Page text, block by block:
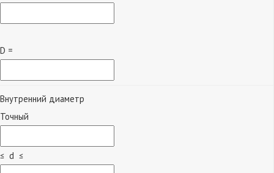
D =
Внутренний диаметр
Точный
≤ d ≤